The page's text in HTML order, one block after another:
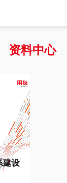
Vietnam
资料中心
建设